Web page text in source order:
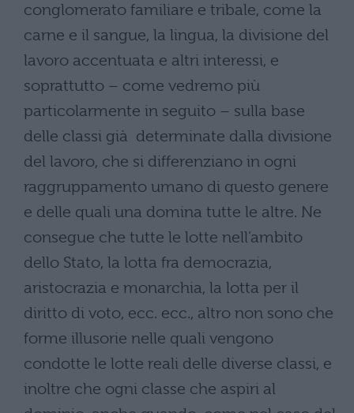
conglomerato familiare e tribale, come la
carne e il sangue, la lingua, la divisione del
lavoro accentuata e altri interessi, e
soprattutto – come vedremo più
particolarmente in seguito – sulla base
delle classi già determinate dalla divisione
del lavoro, che si differenziano in ogni
raggruppamento umano di questo genere
e delle quali una domina tutte le altre. Ne
consegue che tutte le lotte nell’ambito
dello Stato, la lotta fra democrazia,
aristocrazia e monarchia, la lotta per il
diritto di voto, ecc. ecc., altro non sono che
forme illusorie nelle quali vengono
condotte le lotte reali delle diverse classi, e
inoltre che ogni classe che aspiri al